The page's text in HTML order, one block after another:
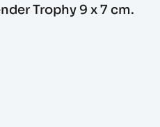
Trophy 9 x 7 cm.